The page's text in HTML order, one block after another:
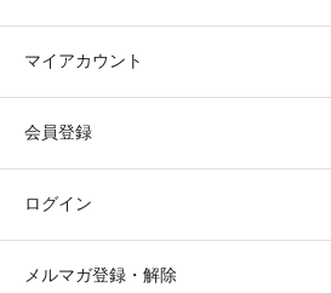
マイアカウント
会員登録
ログイン
メルマガ登録・解除